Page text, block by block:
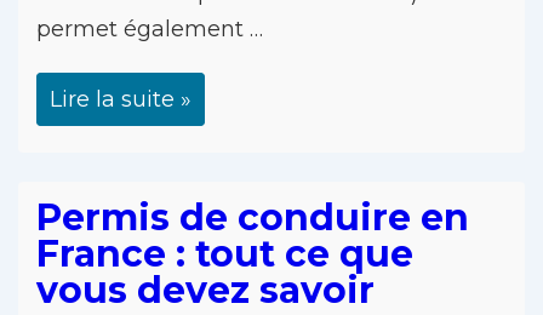
permet également …
Lire la suite »
Permis de conduire en
France : tout ce que
vous devez savoir